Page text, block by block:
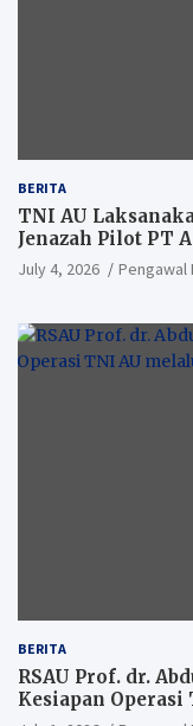
BERITA
TNI AU
Jenazah Pilot PT
July 4, 2026 Pengawal
BERITA
RSAU Prof. dr.
Kesiapan Operasi